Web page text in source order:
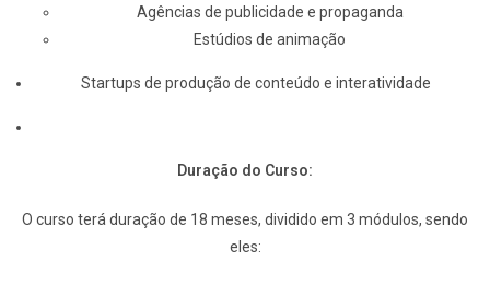
Agências de publicidade e propaganda
Estúdios de animação
Startups de produção de conteúdo e interatividade
Duração do Curso:
O curso terá duração de 18 meses, dividido em 3 módulos, sendo
eles: